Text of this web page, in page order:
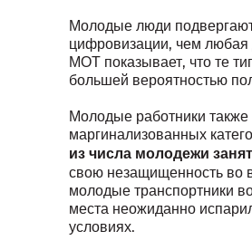
Молодые люди
цифровизации, чем любая
МОТ показывает, что те
большей вероятностью
Молодые работники
маргинализованных
из числа молодежи
свою незащищенность во
молодые транспортники
места неожиданно
условиях.